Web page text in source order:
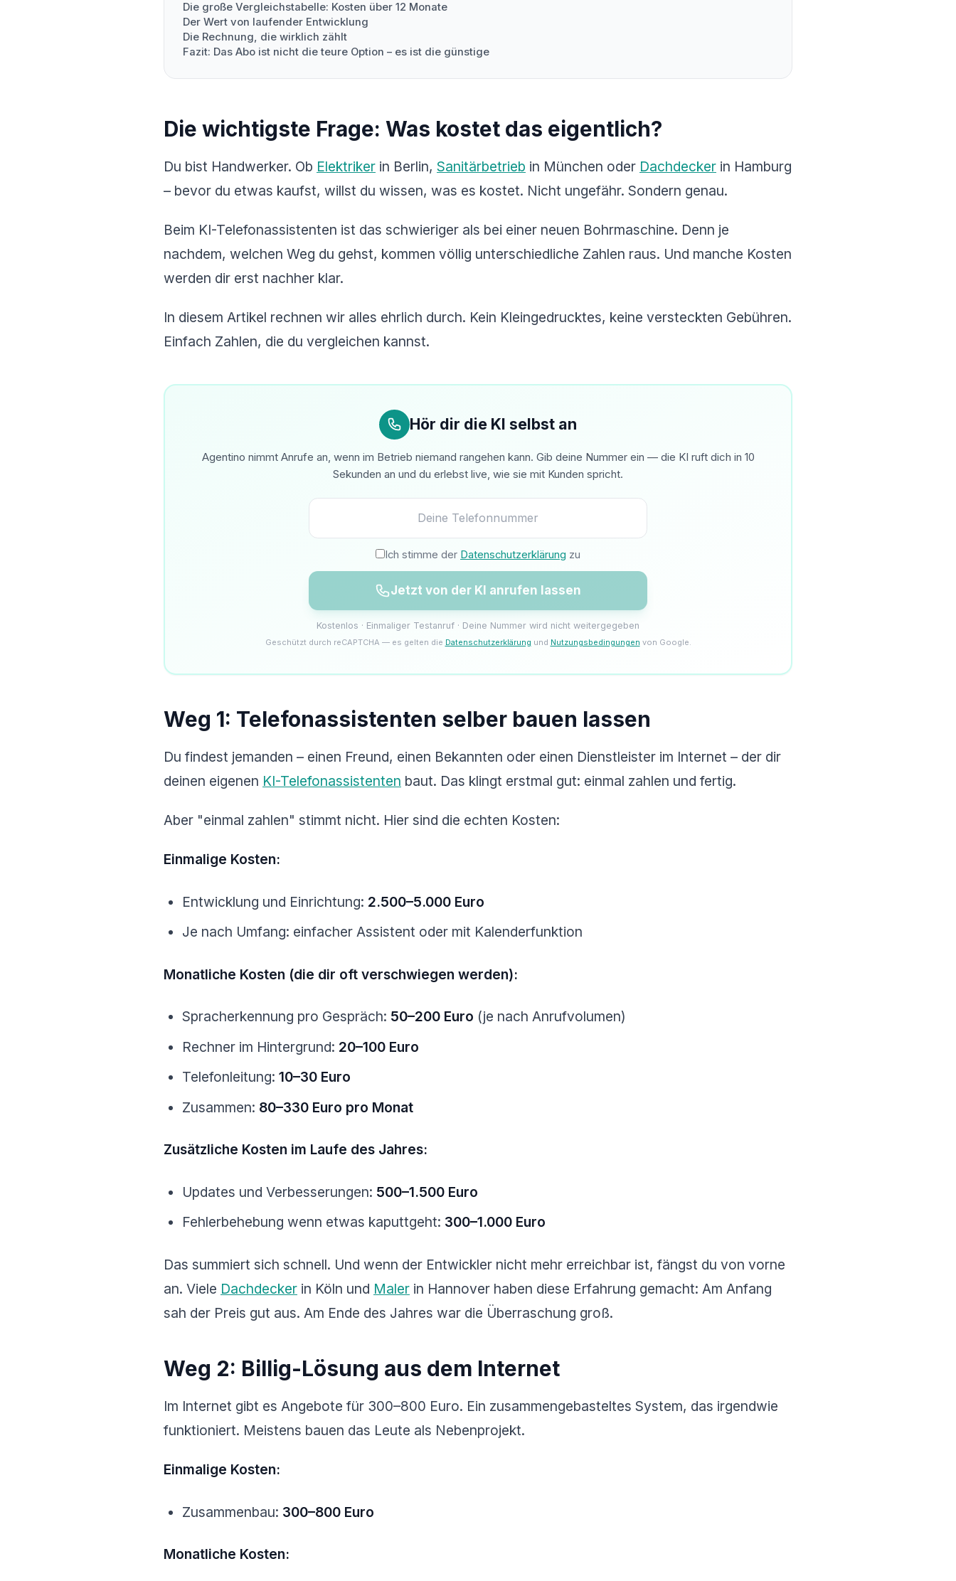
Die große Vergleichstabelle: Kosten über 12 Monate
Der Wert von laufender Entwicklung
Die Rechnung, die wirklich zählt
Fazit: Das Abo ist nicht die teure Option – es ist die günstige
Die wichtigste Frage: Was kostet das eigentlich?
Du bist Handwerker. Ob Elektriker in Berlin, Sanitärbetrieb in München oder Dachdecker in Hamburg
– bevor du etwas kaufst, willst du wissen, was es kostet. Nicht ungefähr. Sondern genau.
Beim KI-Telefonassistenten ist das schwieriger als bei einer neuen Bohrmaschine. Denn je
nachdem, welchen Weg du gehst, kommen völlig unterschiedliche Zahlen raus. Und manche Kosten
werden dir erst nachher klar.
In diesem Artikel rechnen wir alles ehrlich durch. Kein Kleingedrucktes, keine versteckten Gebühren.
Einfach Zahlen, die du vergleichen kannst.
Hör dir die KI selbst an
Agentino nimmt Anrufe an, wenn im Betrieb niemand rangehen kann. Gib deine Nummer ein — die KI ruft dich in 10
Sekunden an und du erlebst live, wie sie mit Kunden spricht.
Ich stimme der Datenschutzerklärung zu
Jetzt von der KI anrufen lassen
Kostenlos · Einmaliger Testanruf · Deine Nummer wird nicht weitergegeben
Geschützt durch reCAPTCHA — es gelten die Datenschutzerklärung und Nutzungsbedingungen von Google.
Weg 1: Telefonassistenten selber bauen lassen
Du findest jemanden – einen Freund, einen Bekannten oder einen Dienstleister im Internet – der dir
deinen eigenen KI-Telefonassistenten baut. Das klingt erstmal gut: einmal zahlen und fertig.
Aber "einmal zahlen" stimmt nicht. Hier sind die echten Kosten:
Einmalige Kosten:
Entwicklung und Einrichtung: 2.500–5.000 Euro
Je nach Umfang: einfacher Assistent oder mit Kalenderfunktion
Monatliche Kosten (die dir oft verschwiegen werden):
Spracherkennung pro Gespräch: 50–200 Euro (je nach Anrufvolumen)
Rechner im Hintergrund: 20–100 Euro
Telefonleitung: 10–30 Euro
Zusammen: 80–330 Euro pro Monat
Zusätzliche Kosten im Laufe des Jahres:
Updates und Verbesserungen: 500–1.500 Euro
Fehlerbehebung wenn etwas kaputtgeht: 300–1.000 Euro
Das summiert sich schnell. Und wenn der Entwickler nicht mehr erreichbar ist, fängst du von vorne
an. Viele Dachdecker in Köln und Maler in Hannover haben diese Erfahrung gemacht: Am Anfang
sah der Preis gut aus. Am Ende des Jahres war die Überraschung groß.
Weg 2: Billig-Lösung aus dem Internet
Im Internet gibt es Angebote für 300–800 Euro. Ein zusammengebasteltes System, das irgendwie
funktioniert. Meistens bauen das Leute als Nebenprojekt.
Einmalige Kosten:
Zusammenbau: 300–800 Euro
Monatliche Kosten: